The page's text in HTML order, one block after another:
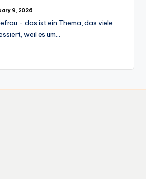
9, 2026
– das ist ein Thema, das viele
weil es um…